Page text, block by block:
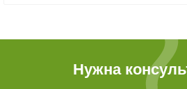
Нужна